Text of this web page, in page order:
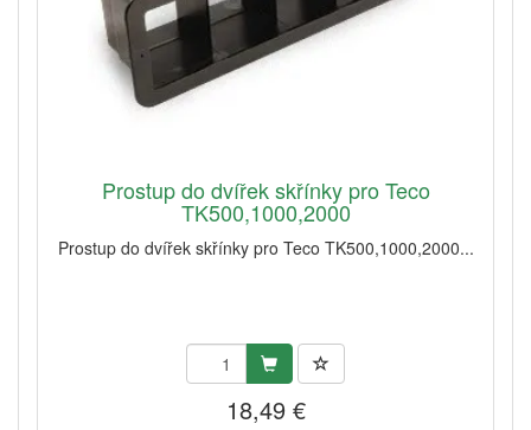
Prostup do dvířek skřínky pro Teco
TK500,1000,2000
Prostup do dvířek skřínky pro Teco TK500,1000,2000...
18,49 €